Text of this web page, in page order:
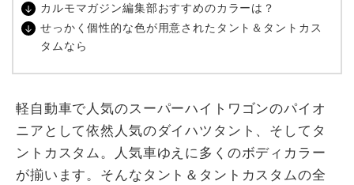
カルモマガジン編集部おすすめのカラーは？
せっかく個性的な色が用意されたタント＆タントカス
タムなら
軽自動車で人気のスーパーハイトワゴンのパイオ
ニアとして依然人気のダイハツタント、そしてタ
ントカスタム。人気車ゆえに多くのボディカラー
が揃います。そんなタント＆タントカスタムの全